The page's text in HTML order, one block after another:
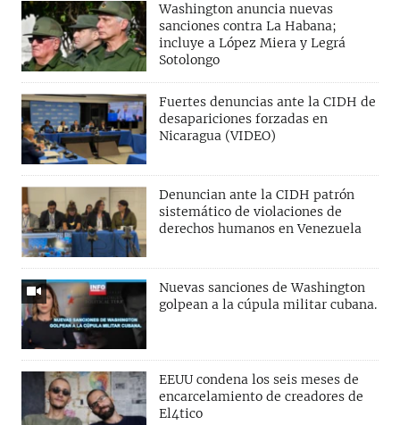
Washington anuncia nuevas
sanciones contra La Habana;
incluye a López Miera y Legrá
Sotolongo
Fuertes denuncias ante la CIDH de
desapariciones forzadas en
Nicaragua (VIDEO)
Denuncian ante la CIDH patrón
sistemático de violaciones de
derechos humanos en Venezuela
Nuevas sanciones de Washington
golpean a la cúpula militar cubana.
EEUU condena los seis meses de
encarcelamiento de creadores de
El4tico